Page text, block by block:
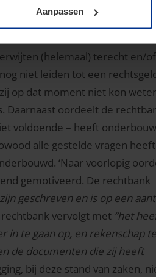
Aanpassen
juli 2023 en de daarin
van ABN mag worden
voldoende concretiseert. De
(helemaal) terecht en/of
niet leiden tot een
op dat moment niet kon
Daarnaast oordeelt de
voldoende – heeft
alle gestelde vragen heeft
‘Naar voorlopig
gemotiveerd. De rechtbank
geschreven en is op een
vervolgt met “het
in te gaan op, en rekenschap
de documenten die zij heeft
bij deze stand van zaken,